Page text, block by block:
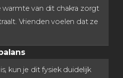
van dit chakra zorgt
Vrienden voelen dat ze
kun je dit fysiek duidelijk